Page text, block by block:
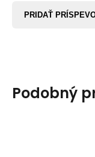
PRIDAŤ
Podobný